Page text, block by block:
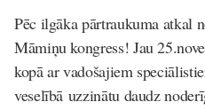
Pēc ilgāka pārtraukuma atkal
Māmiņu kongress! Jau
kopā ar vadošajiem
veselībā uzzinātu daudz